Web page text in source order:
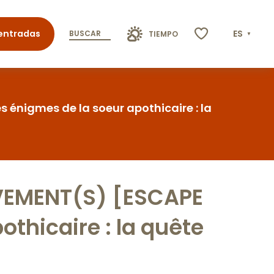
BUSCAR TIEMPO ES
énigmes de la soeur apothicaire : la
[ESCAPE
: la quête